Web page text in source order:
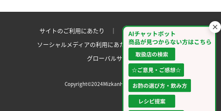
サイトのご利用にあたり ｜ プライバシーポリシー
ソーシャルメディアの利用にあたりサイトマップ ｜
グローバルサイト
Copyright©2024MizkanHoldingsCo.Ltd.